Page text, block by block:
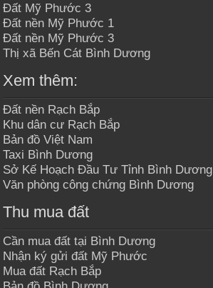
Đất Mỹ Phước 3
Đất nền Mỹ Phước 1
Đất nền Mỹ Phước 3
Thị xã Bến Cát Bình Dương
Xem thêm:
Đất nền Rạch Bắp
Khu dân cư Rạch Bắp
Bản đồ Việt Nam
Taxi Bình Dương
Sở Kế Hoạch Đầu Tư Tỉnh Bình Dương
Văn phòng công chứng Bình Dương
Thu mua đất
Cần mua đất tại Bình Dương
Nhận ký gửi đất Mỹ Phước
Mua đất Rạch Bắp